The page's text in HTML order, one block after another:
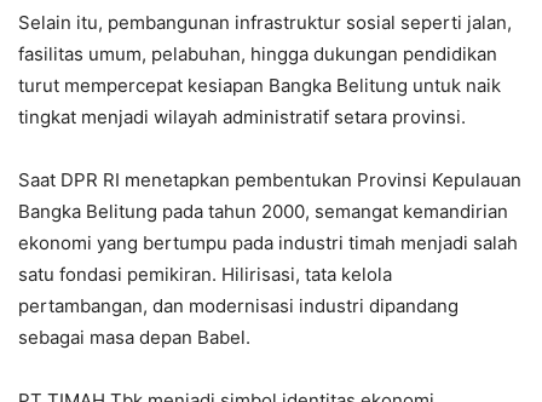
Selain itu, pembangunan infrastruktur sosial seperti jalan,
fasilitas umum, pelabuhan, hingga dukungan pendidikan
turut mempercepat kesiapan Bangka Belitung untuk naik
tingkat menjadi wilayah administratif setara provinsi.
Saat DPR RI menetapkan pembentukan Provinsi Kepulauan
Bangka Belitung pada tahun 2000, semangat kemandirian
ekonomi yang bertumpu pada industri timah menjadi salah
satu fondasi pemikiran. Hilirisasi, tata kelola
pertambangan, dan modernisasi industri dipandang
sebagai masa depan Babel.